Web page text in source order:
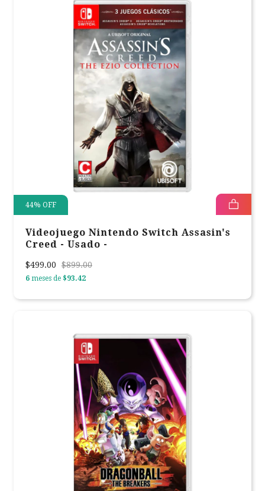
44% OFF
Videojuego Nintendo Switch Assasin's
Creed - Usado -
$499.00 $899.00
6 meses de $93.42